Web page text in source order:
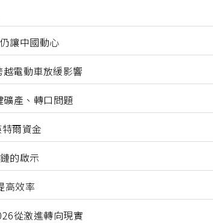
讓中國動心
電動車放緩影響
產、轉口問題
爾資金
的啟示
高效率
從激進轉向現實